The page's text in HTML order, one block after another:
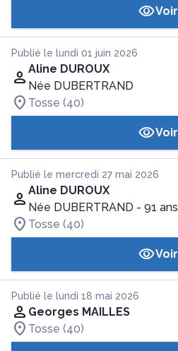
Voir
Publié le lundi 01 juin 2026
Aline DUROUX
Née DUBERTRAND
Tosse (40)
Voir
Publié le mercredi 27 mai 2026
Aline DUROUX
Née DUBERTRAND - 91 ans
Tosse (40)
Voir
Publié le lundi 18 mai 2026
Georges MAILLES
Tosse (40)